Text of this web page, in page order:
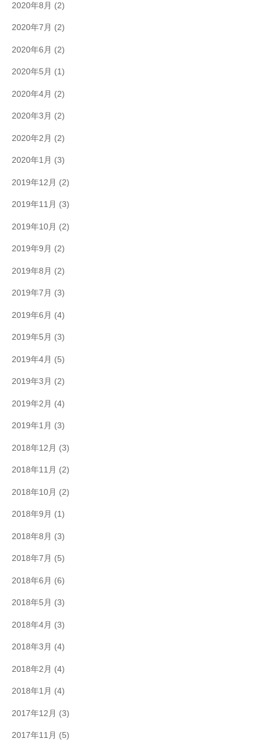
2020年8月 (2)
2020年7月 (2)
2020年6月 (2)
2020年5月 (1)
2020年4月 (2)
2020年3月 (2)
2020年2月 (2)
2020年1月 (3)
2019年12月 (2)
2019年11月 (3)
2019年10月 (2)
2019年9月 (2)
2019年8月 (2)
2019年7月 (3)
2019年6月 (4)
2019年5月 (3)
2019年4月 (5)
2019年3月 (2)
2019年2月 (4)
2019年1月 (3)
2018年12月 (3)
2018年11月 (2)
2018年10月 (2)
2018年9月 (1)
2018年8月 (3)
2018年7月 (5)
2018年6月 (6)
2018年5月 (3)
2018年4月 (3)
2018年3月 (4)
2018年2月 (4)
2018年1月 (4)
2017年12月 (3)
2017年11月 (5)